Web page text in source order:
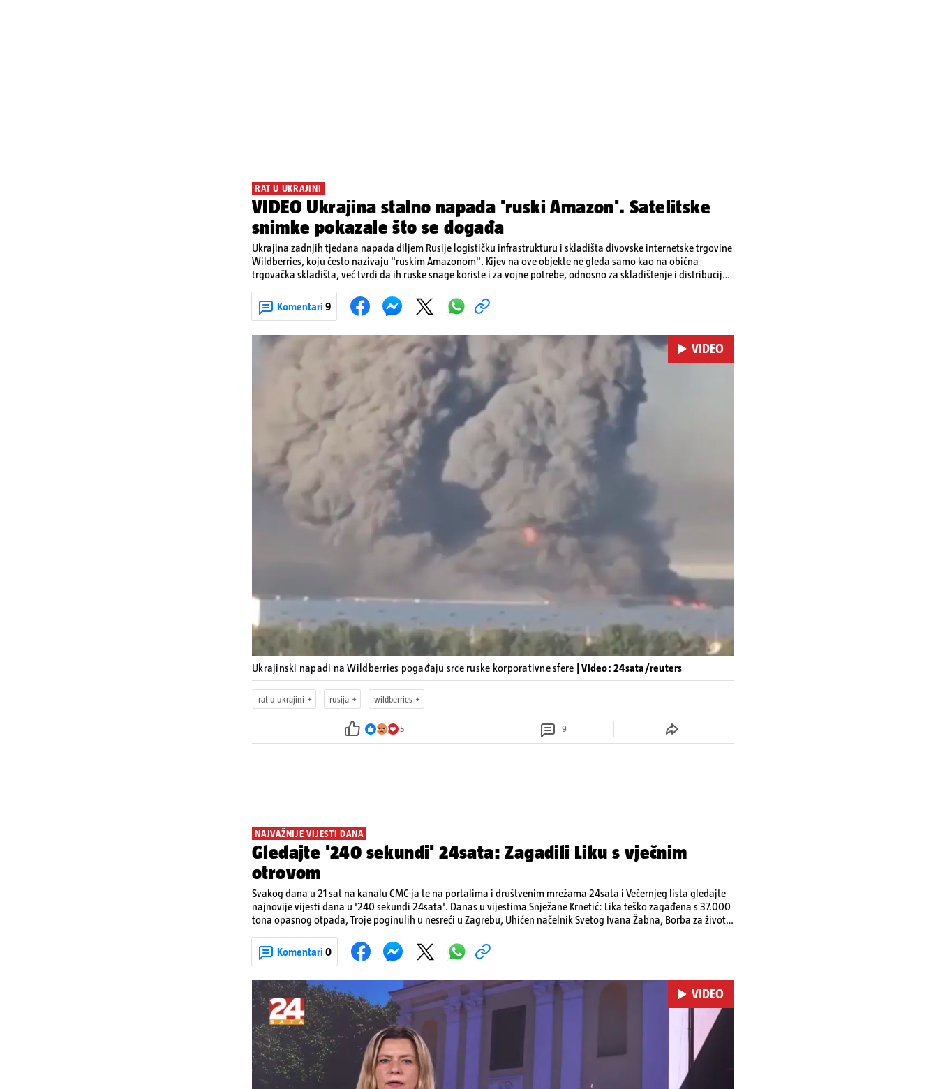
RAT U UKRAJINI
VIDEO Ukrajina stalno napada 'ruski Amazon'. Satelitske
snimke pokazale što se događa
Ukrajina zadnjih tjedana napada diljem Rusije logističku infrastrukturu i skladišta divovske internetske trgovine
Wildberries, koju često nazivaju "ruskim Amazonom". Kijev na ove objekte ne gleda samo kao na obična
trgovačka skladišta, već tvrdi da ih ruske snage koriste i za vojne potrebe, odnosno za skladištenje i distribuciju
ruska bombardiranja ukrajinske poštanske i logističke infrastrukture te kao način da se ekonomske posljedice
rata prenesu dublje na ruski teritorij i približe običnim građanima.
Komentari 9
VIDEO
Ukrajinski napadi na Wildberries pogađaju srce ruske korporativne sfere | Video: 24sata/reuters
rat u ukrajini rusija wildberries
5 9
NAJVAŽNIJE VIJESTI DANA
Gledajte '240 sekundi' 24sata: Zagadili Liku s vječnim
otrovom
Svakog dana u 21 sat na kanalu CMC-ja te na portalima i društvenim mrežama 24sata i Večernjeg lista gledajte
najnovije vijesti dana u '240 sekundi 24sata'. Danas u vijestima Snježane Krnetić: Lika teško zagađena s 37.000
tona opasnog otpada, Troje poginulih u nesreći u Zagrebu, Uhićen načelnik Svetog Ivana Žabna, Borba za život
Komentari 0
VIDEO